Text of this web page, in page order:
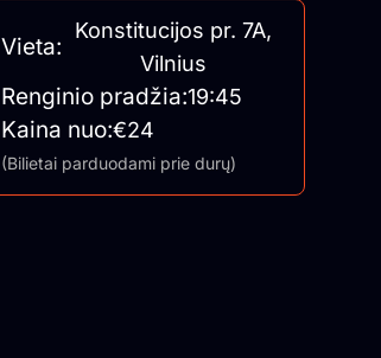
Vieta:
Konstitucijos pr. 7A,
Vilnius
Renginio pradžia:19:45
Kaina nuo:€24
(Bilietai parduodami prie durų)